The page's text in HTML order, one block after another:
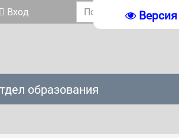
Вход
образования